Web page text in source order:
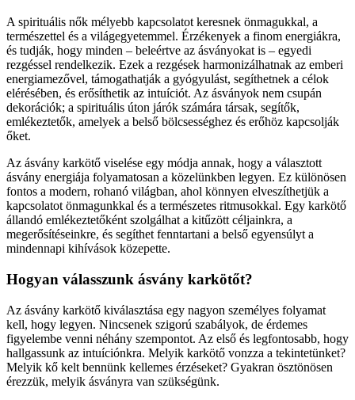
A spirituális nők mélyebb kapcsolatot keresnek önmagukkal, a
természettel és a világegyetemmel. Érzékenyek a finom energiákra,
és tudják, hogy minden – beleértve az ásványokat is – egyedi
rezgéssel rendelkezik. Ezek a rezgések harmonizálhatnak az emberi
energiamezővel, támogathatják a gyógyulást, segíthetnek a célok
elérésében, és erősíthetik az intuíciót. Az ásványok nem csupán
dekorációk; a spirituális úton járók számára társak, segítők,
emlékeztetők, amelyek a belső bölcsességhez és erőhöz kapcsolják
őket.
Az ásvány karkötő viselése egy módja annak, hogy a választott
ásvány energiája folyamatosan a közelünkben legyen. Ez különösen
fontos a modern, rohanó világban, ahol könnyen elveszíthetjük a
kapcsolatot önmagunkkal és a természetes ritmusokkal. Egy karkötő
állandó emlékeztetőként szolgálhat a kitűzött céljainkra, a
megerősítéseinkre, és segíthet fenntartani a belső egyensúlyt a
mindennapi kihívások közepette.
Hogyan válasszunk ásvány karkötőt?
Az ásvány karkötő kiválasztása egy nagyon személyes folyamat
kell, hogy legyen. Nincsenek szigorú szabályok, de érdemes
figyelembe venni néhány szempontot. Az első és legfontosabb, hogy
hallgassunk az intuíciónkra. Melyik karkötő vonzza a tekintetünket?
Melyik kő kelt bennünk kellemes érzéseket? Gyakran ösztönösen
érezzük, melyik ásványra van szükségünk.